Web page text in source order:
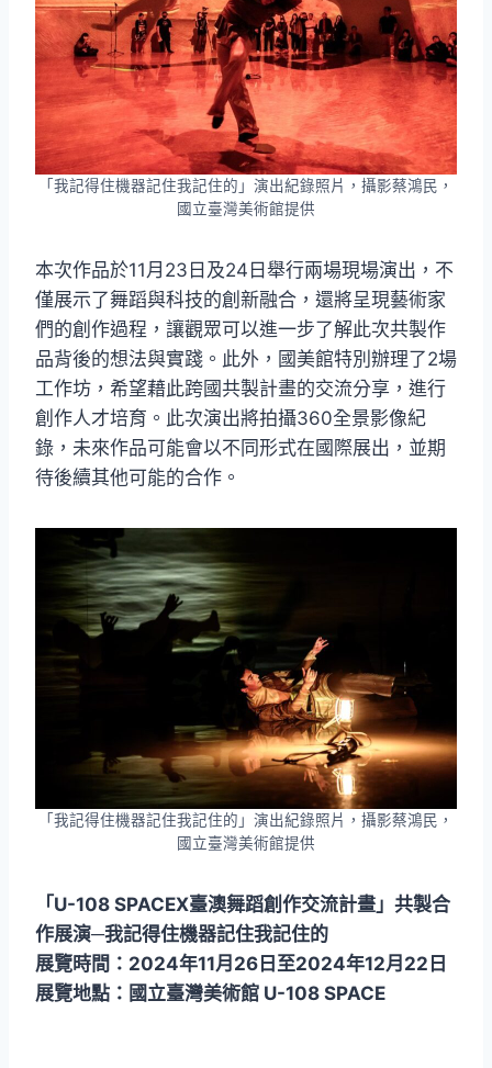
「我記得住機器記住我記住的」演出紀錄照片，攝影蔡鴻民，
國立臺灣美術館提供
本次作品於11月23日及24日舉行兩場現場演出，不
僅展示了舞蹈與科技的創新融合，還將呈現藝術家
們的創作過程，讓觀眾可以進一步了解此次共製作
品背後的想法與實踐。此外，國美館特別辦理了2場
工作坊，希望藉此跨國共製計畫的交流分享，進行
創作人才培育。此次演出將拍攝360全景影像紀
錄，未來作品可能會以不同形式在國際展出，並期
待後續其他可能的合作。
「我記得住機器記住我記住的」演出紀錄照片，攝影蔡鴻民，
國立臺灣美術館提供
「U-108 SPACEX臺澳舞蹈創作交流計畫」共製合
作展演─我記得住機器記住我記住的
展覽時間：2024年11月26日至2024年12月22日
展覽地點：國立臺灣美術館 U-108 SPACE